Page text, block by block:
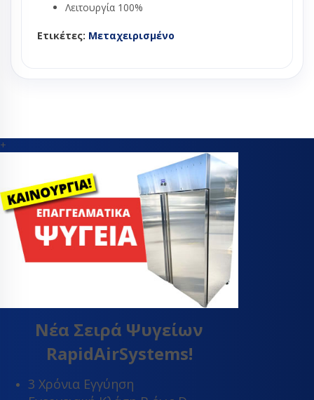
Λειτουργία 100%
Ετικέτες: Μεταχειρισμένο
+
Νέα Σειρά Ψυγείων
RapidAirSystems!
3 Χρόνια Εγγύηση